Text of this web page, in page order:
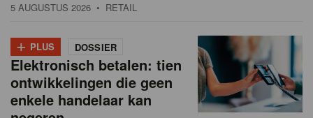
5 AUGUSTUS 2026 • RETAIL
+ PLUS DOSSIER
Elektronisch betalen: tien
ontwikkelingen die geen
enkele handelaar kan